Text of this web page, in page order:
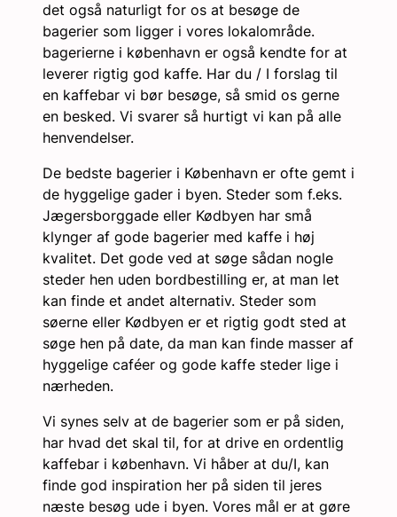
det også naturligt for os at besøge de
bagerier som ligger i vores lokalområde.
bagerierne i københavn er også kendte for at
leverer rigtig god kaffe. Har du / I forslag til
en kaffebar vi bør besøge, så smid os gerne
en besked. Vi svarer så hurtigt vi kan på alle
henvendelser.
De bedste bagerier i København er ofte gemt i
de hyggelige gader i byen. Steder som f.eks.
Jægersborggade eller Kødbyen har små
klynger af gode bagerier med kaffe i høj
kvalitet. Det gode ved at søge sådan nogle
steder hen uden bordbestilling er, at man let
kan finde et andet alternativ. Steder som
søerne eller Kødbyen er et rigtig godt sted at
søge hen på date, da man kan finde masser af
hyggelige caféer og gode kaffe steder lige i
nærheden.
Vi synes selv at de bagerier som er på siden,
har hvad det skal til, for at drive en ordentlig
kaffebar i københavn. Vi håber at du/I, kan
finde god inspiration her på siden til jeres
næste besøg ude i byen. Vores mål er at gøre